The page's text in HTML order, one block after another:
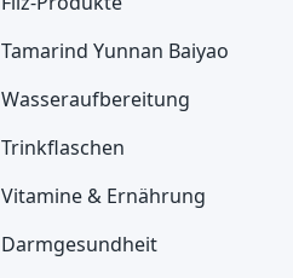
Tamarind Yunnan Baiyao
Wasseraufbereitung
Trinkflaschen
Vitamine & Ernährung
Darmgesundheit